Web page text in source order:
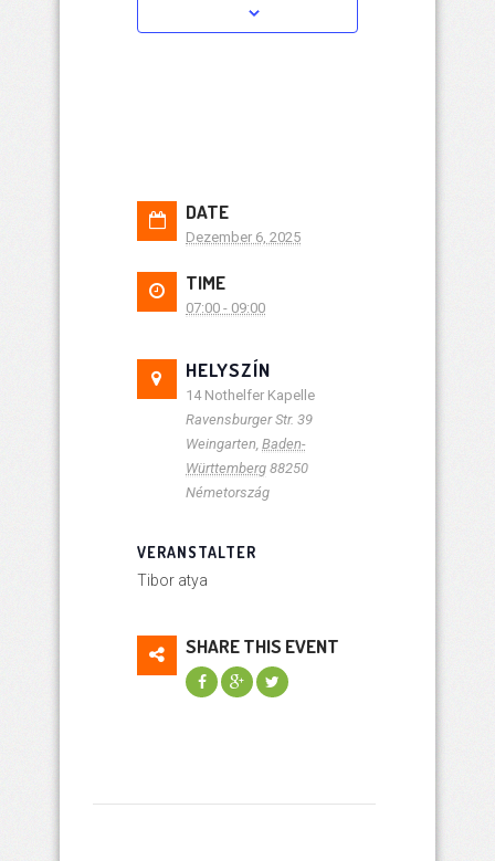
DATE
Dezember 6, 2025
TIME
07:00 - 09:00
HELYSZÍN
14 Nothelfer Kapelle
Ravensburger Str. 39
Weingarten, Baden-
Württemberg 88250
Németország
VERANSTALTER
Tibor atya
SHARE THIS EVENT